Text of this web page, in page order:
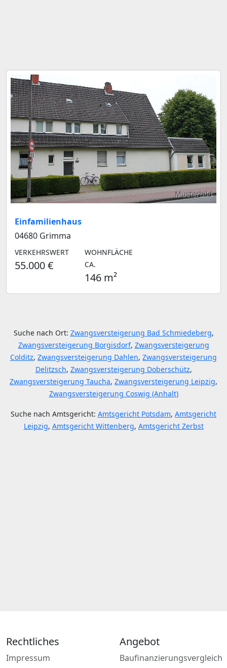
Musterbild
Einfamilienhaus
04680 Grimma
VERKEHRSWERT
55.000 €
WOHNFLÄCHE
CA.
146 m²
Suche nach Ort: Zwangsversteigerung Bad Schmiedeberg,
Zwangsversteigerung Borgisdorf, Zwangsversteigerung
Colditz, Zwangsversteigerung Dahlen, Zwangsversteigerung
Delitzsch, Zwangsversteigerung Doberschütz,
Zwangsversteigerung Taucha, Zwangsversteigerung Leipzig,
Zwangsversteigerung Coswig (Anhalt)
Suche nach Amtsgericht: Amtsgericht Potsdam, Amtsgericht
Leipzig, Amtsgericht Wittenberg, Amtsgericht Zerbst
Rechtliches
Impressum
Angebot
Baufinanzierungsvergleich